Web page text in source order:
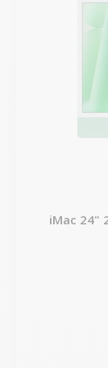
iMac 24"